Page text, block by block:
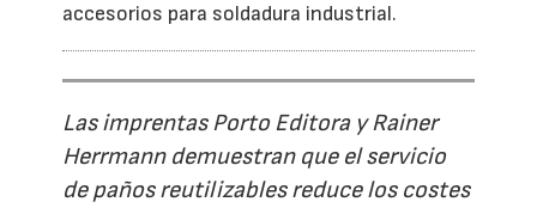
accesorios para soldadura industrial.
Las imprentas Porto Editora y Rainer
Herrmann demuestran que el servicio
de paños reutilizables reduce los costes